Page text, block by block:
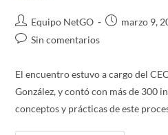
Equipo NetGO marzo 9,
Sin comentarios
El encuentro estuvo a cargo del
González, y contó con más de 300
conceptos y prácticas de este